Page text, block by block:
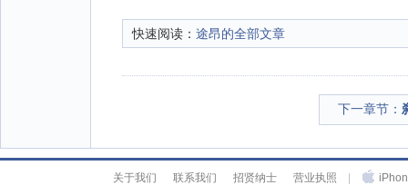
快速阅读： 途昂的全部文章
下一章节：
关于我们 联系我们 招贤纳士 营业执照